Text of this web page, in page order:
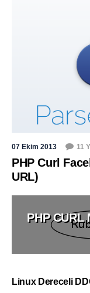
07 Ekim 2013 11
PHP Curl
URL)
PHP CURL
Linux Dereceli